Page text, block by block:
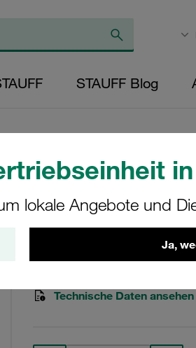
lokale Angebote und
Ja,
STAUFF Blog
RE-046-G-20-B/4-B6.0
STAUFF Materialnr. 1020022550
Technische Daten ansehen